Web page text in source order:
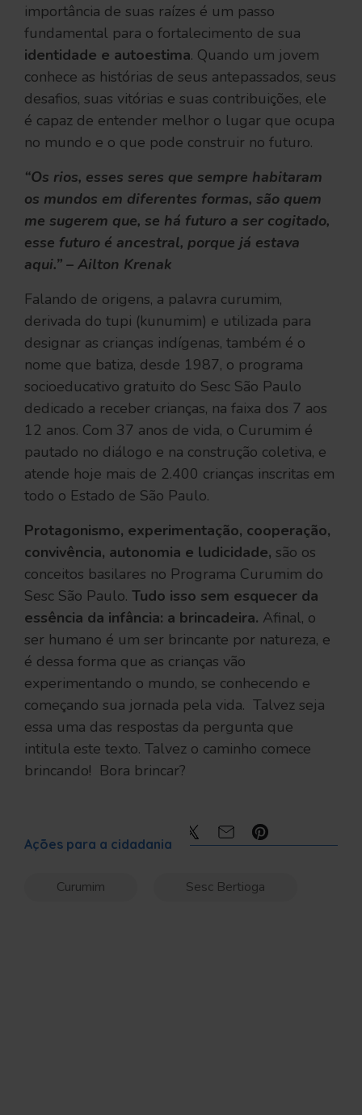
importância de suas raízes é um passo
fundamental para o fortalecimento de sua
identidade e autoestima. Quando um jovem
conhece as histórias de seus antepassados, seus
desafios, suas vitórias e suas contribuições, ele
é capaz de entender melhor o lugar que ocupa
no mundo e o que pode construir no futuro.
“Os rios, esses seres que sempre habitaram
os mundos em diferentes formas, são quem
me sugerem que, se há futuro a ser cogitado,
esse futuro é ancestral, porque já estava
aqui.” – Ailton Krenak
Falando de origens, a palavra curumim,
derivada do tupi (kunumim) e utilizada para
designar as crianças indígenas, também é o
nome que batiza, desde 1987, o programa
socioeducativo gratuito do Sesc São Paulo
dedicado a receber crianças, na faixa dos 7 aos
12 anos. Com 37 anos de vida, o Curumim é
pautado no diálogo e na construção coletiva, e
atende hoje mais de 2.400 crianças inscritas em
todo o Estado de São Paulo.
Protagonismo, experimentação, cooperação,
convivência, autonomia e ludicidade, são os
conceitos basilares no Programa Curumim do
Sesc São Paulo. Tudo isso sem esquecer da
essência da infância: a brincadeira. Afinal, o
ser humano é um ser brincante por natureza, e
é dessa forma que as crianças vão
experimentando o mundo, se conhecendo e
começando sua jornada pela vida. Talvez seja
essa uma das respostas da pergunta que
intitula este texto. Talvez o caminho comece
brincando! Bora brincar?
Ações para a cidadania
Curumim Sesc Bertioga